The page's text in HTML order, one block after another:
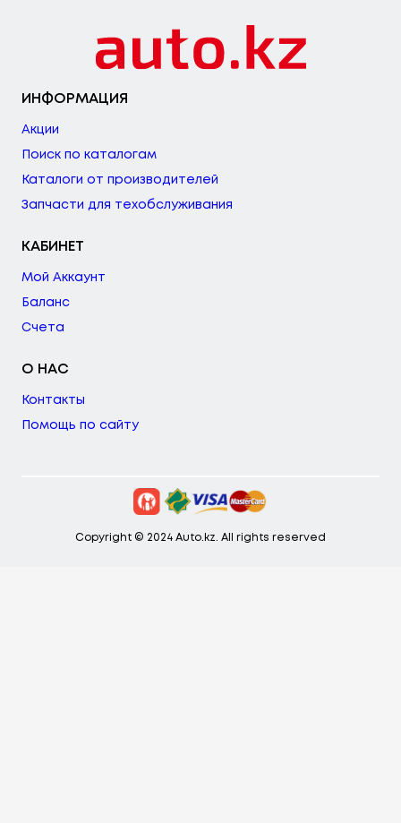
ИНФОРМАЦИЯ
Акции
Поиск по каталогам
Каталоги от производителей
Запчасти для техобслуживания
КАБИНЕТ
Мой Аккаунт
Баланс
Счета
О НАС
Контакты
Помощь по сайту
Copyright © 2024 Auto.kz. All rights reserved